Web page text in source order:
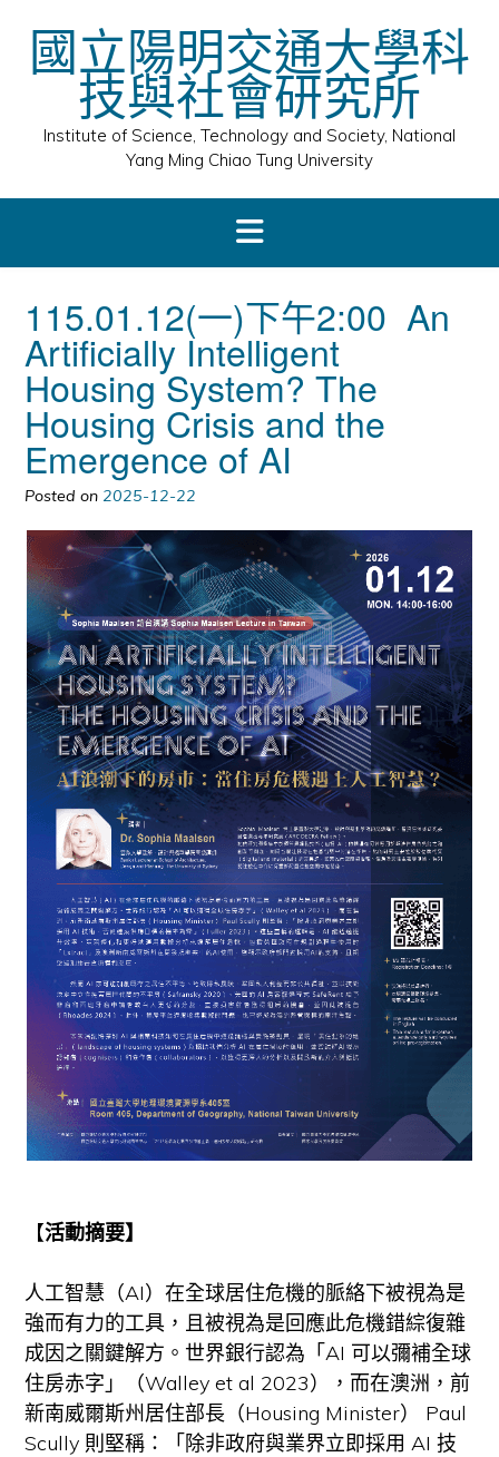
content國立陽明交通大學科
技與社會研究所
Institute of Science, Technology and Society, National
Yang Ming Chiao Tung University
115.01.12(一)下午2:00 An
Artificially Intelligent
Housing System? The
Housing Crisis and the
Emergence of AI
Posted on 2025-12-22
【活動摘要】
人工智慧（AI）在全球居住危機的脈絡下被視為是
強而有力的工具，且被視為是回應此危機錯綜復雜
成因之關鍵解方。世界銀行認為「AI 可以彌補全球
住房赤字」（Walley et al 2023），而在澳洲，前
新南威爾斯州居住部長（Housing Minister） Paul
Scully 則堅稱：「除非政府與業界立即採用 AI 技